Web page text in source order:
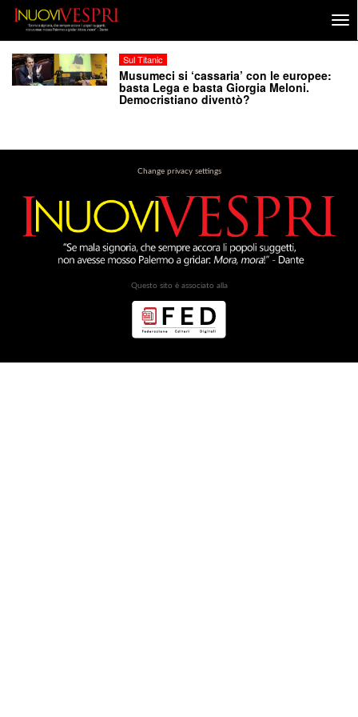
Sul Titanic
Musumeci si ‘cassaria’ con le europee:
basta Lega e basta Giorgia Meloni.
Democristiano diventò?
Change privacy settings
Questo sito è associato alla